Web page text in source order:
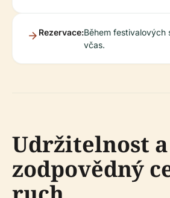
Rezervace:Během festivalových
včas.
Udržitelnost a
zodpovědný